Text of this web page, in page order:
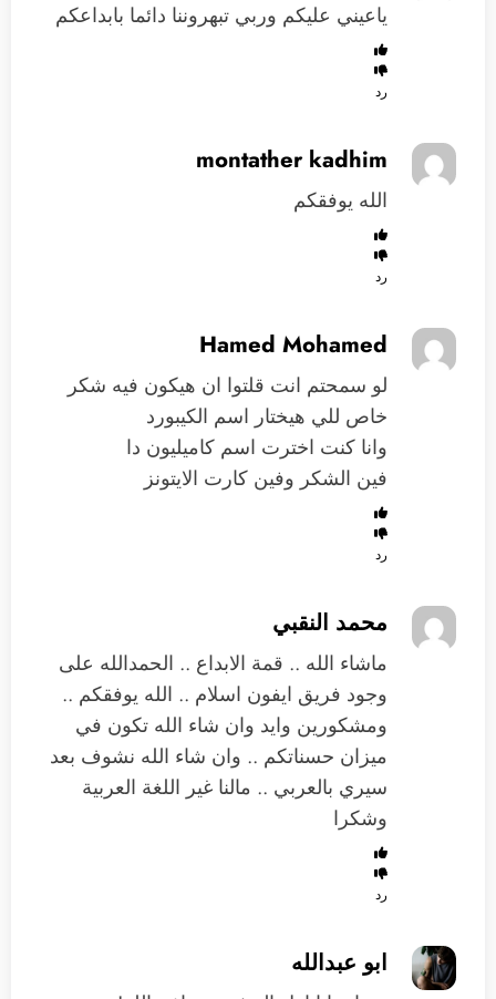
ياعيني عليكم وربي تبهروننا دائما بابداعكم
رد
montather kadhim
الله يوفقكم
رد
Hamed Mohamed
لو سمحتم انت قلتوا ان هيكون فيه شكر
خاص للي هيختار اسم الكيبورد
وانا كنت اخترت اسم كاميليون دا
فين الشكر وفين كارت الايتونز
رد
محمد النقبي
ماشاء الله .. قمة الابداع .. الحمدالله على
وجود فريق ايفون اسلام .. الله يوفقكم ..
ومشكورين وايد وان شاء الله تكون في
ميزان حسناتكم .. وان شاء الله نشوف بعد
سيري بالعربي .. مالنا غير اللغة العربية
وشكرا
رد
ابو عبدالله